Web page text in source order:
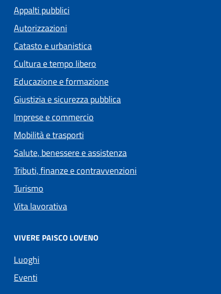
Appalti pubblici
Autorizzazioni
Catasto e urbanistica
Cultura e tempo libero
Educazione e formazione
Giustizia e sicurezza pubblica
Imprese e commercio
Mobilità e trasporti
Salute, benessere e assistenza
Tributi, finanze e contravvenzioni
Turismo
Vita lavorativa
VIVERE PAISCO LOVENO
Luoghi
Eventi